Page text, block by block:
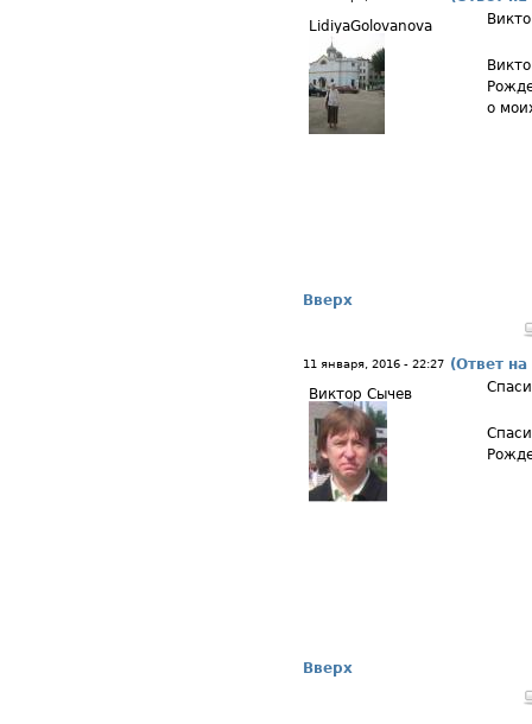
LidiyaGolovanova
о
Вверх
11 января, 2016 - 22:27 (Ответ
Виктор Сычев
Вверх